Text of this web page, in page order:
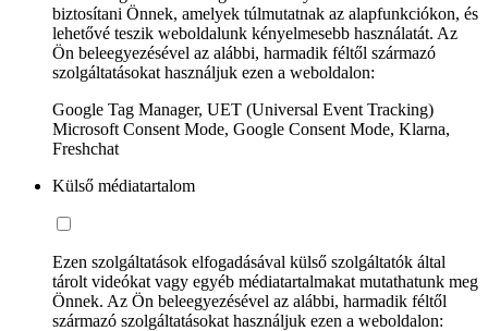
biztosítani Önnek, amelyek túlmutatnak az alapfunkciókon, és
lehetővé teszik weboldalunk kényelmesebb használatát. Az
Ön beleegyezésével az alábbi, harmadik féltől származó
szolgáltatásokat használjuk ezen a weboldalon:
Google Tag Manager, UET (Universal Event Tracking)
Microsoft Consent Mode, Google Consent Mode, Klarna,
Freshchat
Külső médiatartalom
Ezen szolgáltatások elfogadásával külső szolgáltatók által
tárolt videókat vagy egyéb médiatartalmakat mutathatunk meg
Önnek. Az Ön beleegyezésével az alábbi, harmadik féltől
származó szolgáltatásokat használjuk ezen a weboldalon: